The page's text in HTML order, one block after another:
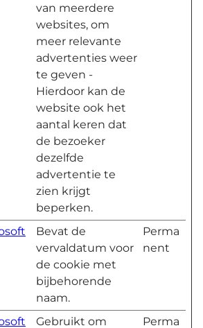
van meerdere
websites, om
meer relevante
advertenties weer
te geven -
Hierdoor kan de
website ook het
aantal keren dat
de bezoeker
dezelfde
advertentie te
zien krijgt
beperken.
Bevat de
vervaldatum voor
de cookie met
bijbehorende
naam.
Perma
nent
Gebruikt om
Perma